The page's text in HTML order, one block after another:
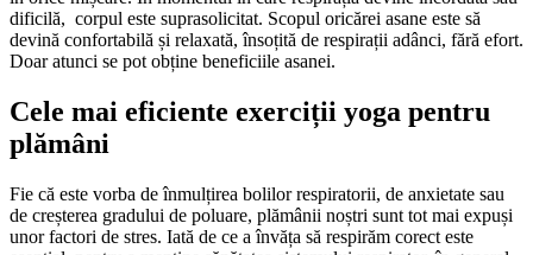
dificilă, corpul este suprasolicitat. Scopul oricărei asane este să
devină confortabilă și relaxată, însoțită de respirații adânci, fără efort.
Doar atunci se pot obține beneficiile asanei.
Cele mai eficiente exerciții yoga pentru
plămâni
Fie că este vorba de înmulțirea bolilor respiratorii, de anxietate sau
de creșterea gradului de poluare, plămânii noștri sunt tot mai expuși
unor factori de stres. Iată de ce a învăța să respirăm corect este